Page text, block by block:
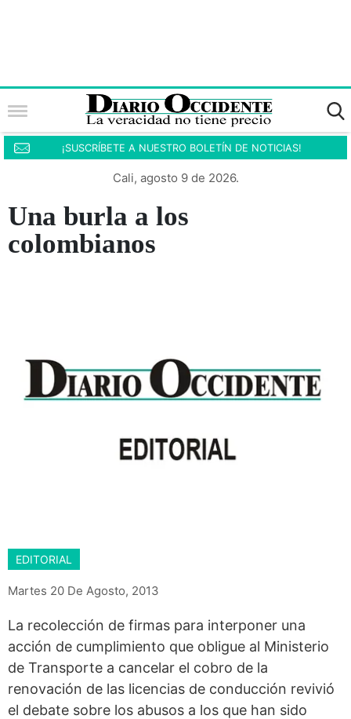
¡SUSCRÍBETE A NUESTRO BOLETÍN DE NOTICIAS!
Cali, agosto 9 de 2026.
Una burla a los
colombianos
EDITORIAL
Martes 20 De Agosto, 2013
La recolección de firmas para interponer una
acción de cumplimiento que obligue al Ministerio
de Transporte a cancelar el cobro de la
renovación de las licencias de conducción revivió
el debate sobre los abusos a los que han sido